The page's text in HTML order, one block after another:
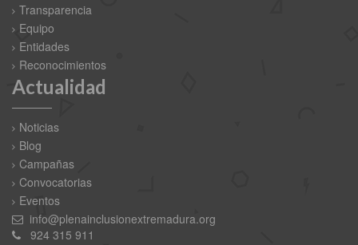
Transparencia
Equipo
Entidades
Reconocimientos
Actualidad
Noticias
Blog
Campañas
Convocatorias
Eventos
info@plenainclusionextremadura.org
924 315 911